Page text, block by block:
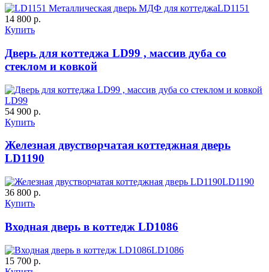
К-10 60
К-11 С
C63
LD1151
14 800 р.
Купить
Дверь для коттеджа LD99 , массив дуба со
стеклом и ковкой
LD99
54 900 р.
Купить
Железная двустворчатая коттеджная дверь
LD1190
LD1190
36 800 р.
Купить
Входная дверь в коттедж LD1086
LD1086
15 700 р.